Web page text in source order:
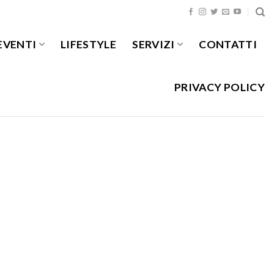
LIFESTYLE SERVIZI CONTATTI
PRIVACY POLICY